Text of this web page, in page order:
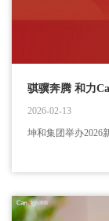
骐骥奔腾 和力
2026-02-13
坤和集团举办2026